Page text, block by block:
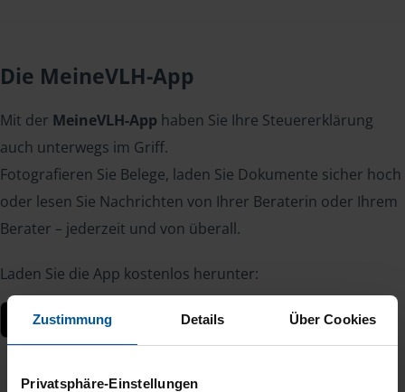
Zustimmung Details Über Cookies
Privatsphäre-Einstellungen
Die MeineVLH-App
Mit der MeineVLH-App haben Sie Ihre Steuererklärung
auch unterwegs im Griff.
Fotografieren Sie Belege, laden Sie Dokumente sicher hoch
oder lesen Sie Nachrichten von Ihrer Beraterin oder Ihrem
Berater – jederzeit und von überall.
Laden Sie die App kostenlos herunter: